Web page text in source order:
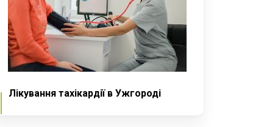
Лікування тахікардії в Ужгороді